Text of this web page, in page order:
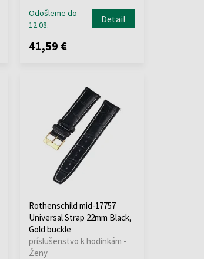
Odošleme do
12.08.
Detail
41,59 €
Rothenschild mid-17757
Universal Strap 22mm Black,
Gold buckle
príslušenstvo k hodinkám -
Ženy